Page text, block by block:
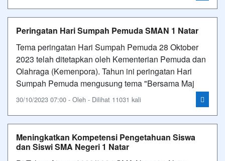
Peringatan Hari Sumpah Pemuda SMAN 1 Natar
Tema peringatan Hari Sumpah Pemuda 28 Oktober
2023 telah ditetapkan oleh Kementerian Pemuda dan
Olahraga (Kemenpora). Tahun ini peringatan Hari
Sumpah Pemuda mengusung tema "Bersama Maj
30/10/2023 07:00 - Oleh - Dilihat 11031 kali
Meningkatkan Kompetensi Pengetahuan Siswa
dan Siswi SMA Negeri 1 Natar